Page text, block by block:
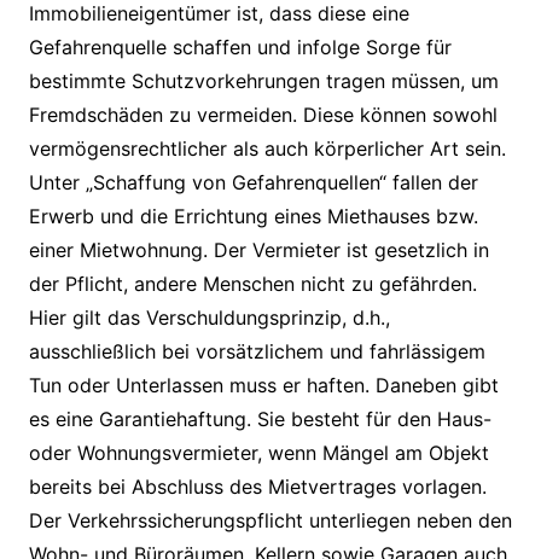
Immobilieneigentümer ist, dass diese eine
Gefahrenquelle schaffen und infolge Sorge für
bestimmte Schutzvorkehrungen tragen müssen, um
Fremdschäden zu vermeiden. Diese können sowohl
vermögensrechtlicher als auch körperlicher Art sein.
Unter „Schaffung von Gefahrenquellen“ fallen der
Erwerb und die Errichtung eines Miethauses bzw.
einer Mietwohnung. Der Vermieter ist gesetzlich in
der Pflicht, andere Menschen nicht zu gefährden.
Hier gilt das Verschuldungsprinzip, d.h.,
ausschließlich bei vorsätzlichem und fahrlässigem
Tun oder Unterlassen muss er haften. Daneben gibt
es eine Garantiehaftung. Sie besteht für den Haus-
oder Wohnungsvermieter, wenn Mängel am Objekt
bereits bei Abschluss des Mietvertrages vorlagen.
Der Verkehrssicherungspflicht unterliegen neben den